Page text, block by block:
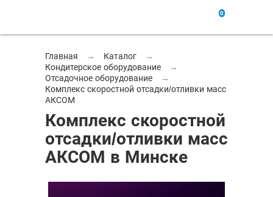
0
Главная → Каталог
→
Кондитерское оборудование
→
Отсадочное оборудование
→
Комплекс скоростной отсадки/отливки масс
АКСОМ
Комплекс скоростной
отсадки/отливки масс
АКСОМ в Минске